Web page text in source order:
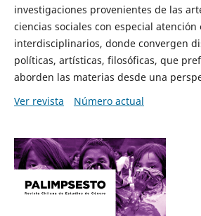
investigaciones provenientes de las
ciencias sociales con especial atención
interdisciplinarios, donde convergen
políticas, artísticas, filosóficas, que
aborden las materias desde una
Ver revista
Número actual